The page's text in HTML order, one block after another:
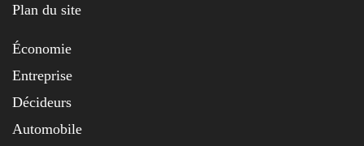
Plan du site
Économie
Entreprise
Décideurs
Automobile